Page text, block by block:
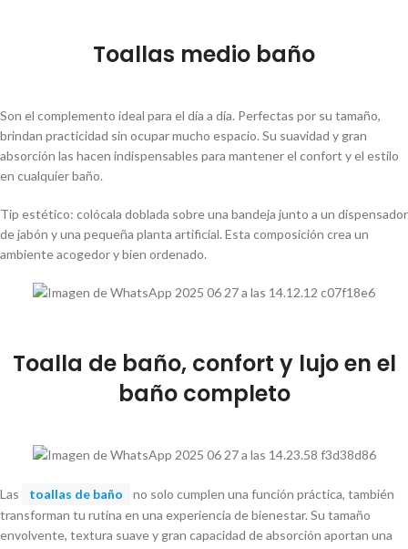
Toallas medio baño
Son el complemento ideal para el día a día. Perfectas por su tamaño,
brindan practicidad sin ocupar mucho espacio. Su suavidad y gran
absorción las hacen indispensables para mantener el confort y el estilo
en cualquier baño.
Tip estético: colócala doblada sobre una bandeja junto a un dispensador
de jabón y una pequeña planta artificial. Esta composición crea un
ambiente acogedor y bien ordenado.
Toalla de baño, confort y lujo en el
baño completo
Las toallas de baño
no solo cumplen una función práctica, también
transforman tu rutina en una experiencia de bienestar. Su tamaño
envolvente, textura suave y gran capacidad de absorción aportan una